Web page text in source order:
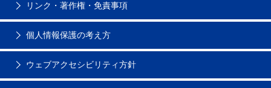
リンク・著作権・免責事項
個人情報保護の考え方
ウェブアクセシビリティ方針